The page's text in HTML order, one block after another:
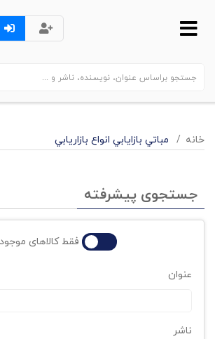
خانه مباتي بازايابي انواع بازاريابي
جستجوی پیشرفته
فقط کالاهای موجود
عنوان
ناشر